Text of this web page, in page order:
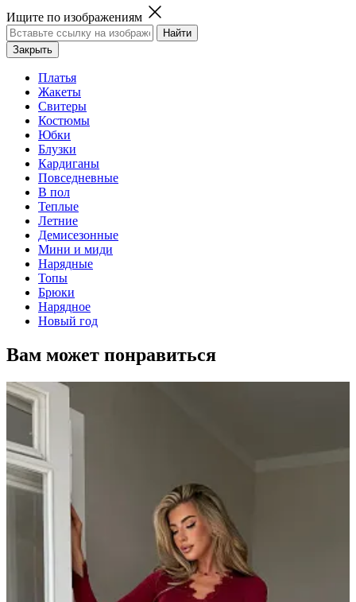
Ищите по изображениям
Закрыть
Платья
Жакеты
Свитеры
Костюмы
Юбки
Блузки
Кардиганы
Повседневные
В пол
Теплые
Летние
Демисезонные
Мини и миди
Нарядные
Топы
Брюки
Нарядное
Новый год
Вам может понравиться